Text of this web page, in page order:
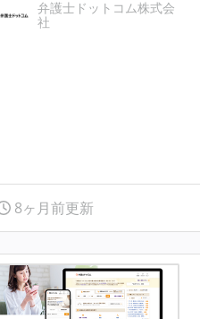
弁護士ドットコム株式会
社
8ヶ月前更新